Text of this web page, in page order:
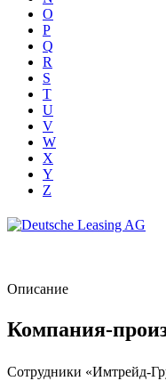
O
P
Q
R
S
T
U
V
W
X
Y
Z
Описание
Компания-
Сотрудники «Имтрейд-